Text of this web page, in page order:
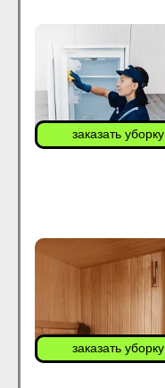
заказать уборку
заказать уборку